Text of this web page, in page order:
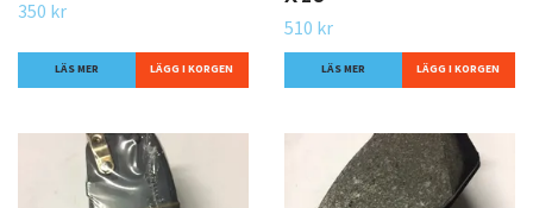
350 kr
LÄS MER
510 kr
LÄS MER